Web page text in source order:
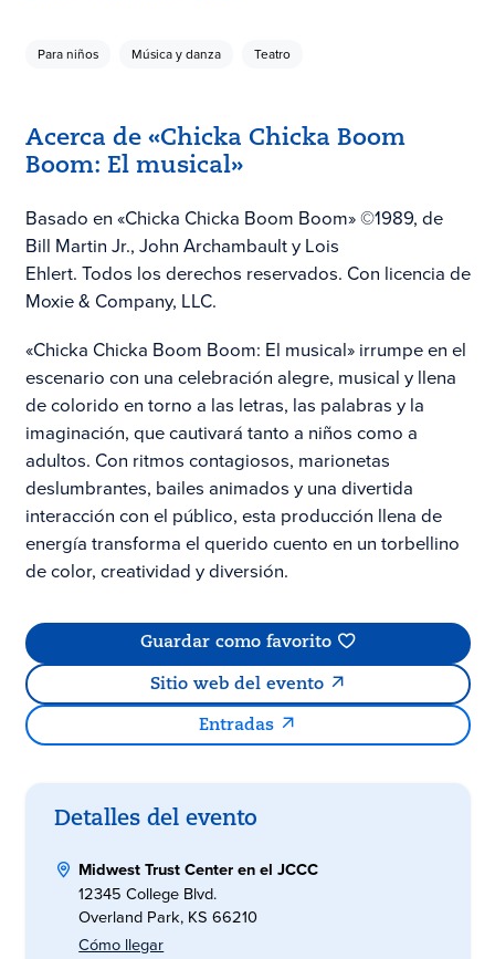
Para niños Música y danza Teatro
Acerca de «Chicka Chicka Boom
Boom: El musical»
Basado en «Chicka Chicka Boom Boom» ©1989, de
Bill Martin Jr., John Archambault y Lois
Ehlert. Todos los derechos reservados. Con licencia de
Moxie & Company, LLC.
«Chicka Chicka Boom Boom: El musical» irrumpe en el
escenario con una celebración alegre, musical y llena
de colorido en torno a las letras, las palabras y la
imaginación, que cautivará tanto a niños como a
adultos. Con ritmos contagiosos, marionetas
deslumbrantes, bailes animados y una divertida
interacción con el público, esta producción llena de
energía transforma el querido cuento en un torbellino
de color, creatividad y diversión.
Guardar como favorito
Sitio web del evento
Entradas
Detalles del evento
Midwest Trust Center en el JCCC
12345 College Blvd.
Overland Park, KS 66210
Cómo llegar